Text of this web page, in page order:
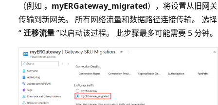
（例如 ，myERGateway_migrated），将设置从旧网关
传输到新网关。 所有网络流量和数据路径连接传输。 选择
“迁移流量”以启动该过程。 此步骤最多可能需要 5 分钟。